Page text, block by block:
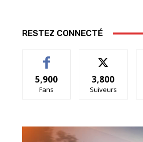
RESTEZ CONNECTÉ
5,900
Fans
3,800
Suiveurs